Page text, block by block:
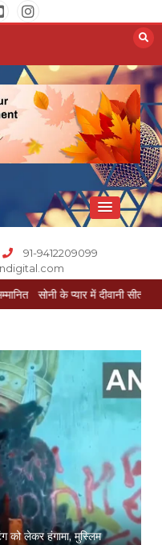
91-9412209099
में दीवानी सीता पहुंची मेरठ सोनी
को लेकर हंगामा, मुस्लिम